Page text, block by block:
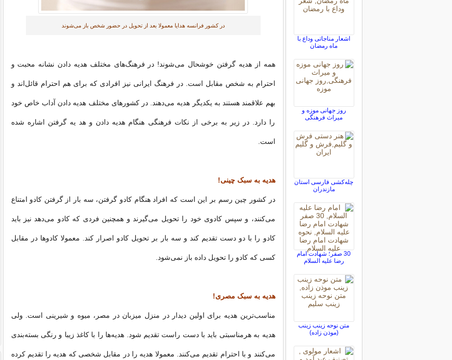
در کشور فرانسه هدایا معمولا بعد از تحویل در حضور شخص باز می‌شوند
همه از هدیه گرفتن خوشحال می‌شوند! در فرهنگ‌های مختلف هدیه دادن نشانه محبت و
احترام به شخص مقابل است. در فرهنگ ایرانی نیز افرادی که برای هم احترام قائل‌اند و
بهم علاقمند هستند به یکدیگر هدیه می‌دهند. در کشورهای مختلف هدیه دادن آداب خاص خود
را دارد. در زیر به برخی از نکات فرهنگی هنگام هدیه دادن و هد یه گرفتن اشاره شده
است.
هدیه به سبک چینی!
در کشور چین رسم بر این است که افراد هنگام کادو گرفتن، سه بار از گرفتن کادو امتناع
می‌کنند، و سپس کادوی خود را تحویل می‌گیرند و همچنین فردی که کادو می‌دهد نیز باید
کادو را با دو دست تقدیم کند و سه بار بر تحویل کادو اصرار کند. معمولا کادوها در مقابل
کسی که کادو را تحویل داده باز نمی‌شود.
هدیه به سبک مصری!
مناسب‌ترین هدیه برای اولین دیدار در منزل میزبان در مصر، میوه و شیرینی است. ولی
هدیه به هرمناسبتی باید با دست راست تقدیم شود. هدیه‌ها را با کاغذ زیبا و رنگی بسته‌بندی
می‌کنند و با احترام تقدیم می‌کنند. معمولا هدیه را در مقابل شخصی که هدیه را تقدیم کرده
اشعار مناجاتی وداع با
ماه رمضان
روز جهانی موزه و
میراث فرهنگی
چله‌كشی فارسی استان
مازندران
30 صفر؛ شهادت امام
رضا علیه السلام
متن نوحه زینب زینب
(موذن زاده)